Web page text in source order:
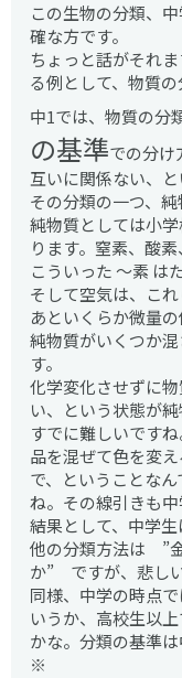
この生物の分類、
確な方です。
ちょっと話がそれ
る例として、物質の
中1では、物質の分
の基準での分け
互いに関係ない、
その分類の一つ、純
純物質としては小
ります。窒素、酸
こういった ～素 は
そして空気は、こ
あといくらか微量の
純物質がいくつか
す。
化学変化させずに
い、という状態が純
すでに難しいです
品を混ぜて色を変
で、ということな
ね。その線引きも
結果として、中学生
他の分類方法は ”
か” ですが、悲し
同様、中学の時点
いうか、高校生以
かな。分類の基準
※